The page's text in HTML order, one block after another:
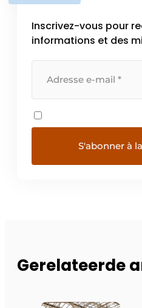
Inscrivez-vous pour
informations et des
Gerelateerde